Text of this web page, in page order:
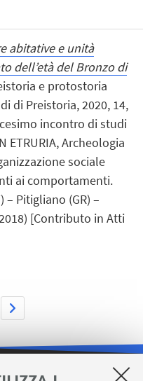
abitative e unità
dell’età del Bronzo di
e protostoria
di Preistoria, 2020, 14,
incontro di studi
ETRURIA, Archeologia
sociale
ai comportamenti.
– Pitigliano (GR) –
[Contributo in Atti